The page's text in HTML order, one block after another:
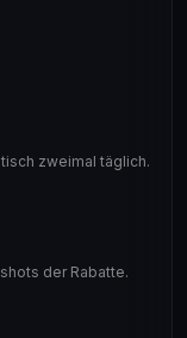
zweimal täglich.
der Rabatte.